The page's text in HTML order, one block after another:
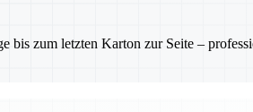
bis zum letzten Karton zur Seite –